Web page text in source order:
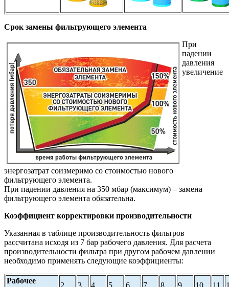
Срок замены фильтрующего элемента
При
падении
давления
увеличение
энергозатрат соизмеримо со стоимостью нового
фильтрующего элемента.
При падении давления на 350 мбар (максимум) – замена
фильтрующего элемента обязательна.
Коэффициент корректировки производительности
Указанная в таблице производительность фильтров
рассчитана исходя из 7 бар рабочего давления. Для расчета
производительности фильтра при другом рабочем давлении
необходимо применять следующие коэффициенты:
Рабочее
2 3 4 5 6 7 8 9 10 11